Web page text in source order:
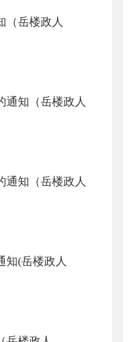
（岳楼政人
通知（岳楼政人
通知（岳楼政人
知(岳楼政人